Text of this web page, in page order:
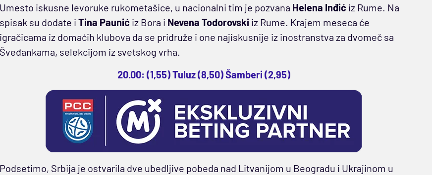
Umesto iskusne levoruke rukometašice, u nacionalni tim je pozvana Helena Inđić iz Rume. Na
spisak su dodate i Tina Paunić iz Bora i Nevena Todorovski iz Rume. Krajem meseca će
igračicama iz domaćih klubova da se pridruže i one najiskusnije iz inostranstva za dvomeč sa
Šveđankama, selekcijom iz svetskog vrha.
20.00: (1,55) Tuluz (8,50) Šamberi (2,95)
Podsetimo, Srbija je ostvarila dve ubedljive pobeda nad Litvanijom u Beogradu i Ukrajinom u